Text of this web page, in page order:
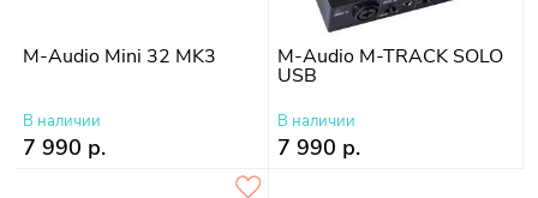
M-Audio Mini 32 MK3
В наличии
7 990 р.
M-Audio M-TRACK SOLO
USB
В наличии
7 990 р.